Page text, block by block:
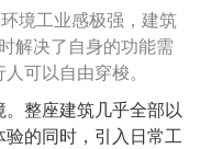
境工业感极强，建筑
解决了自身的功能需
可以自由穿梭。
整座建筑几乎全部以
的同时，引入日常工